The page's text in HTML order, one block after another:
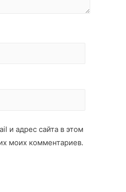
и адрес сайта в этом
моих комментариев.